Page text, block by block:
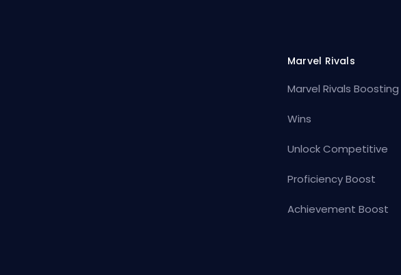
Marvel Rivals
Marvel Rivals Boosting
Wins
Unlock Competitive
Proficiency Boost
Achievement Boost